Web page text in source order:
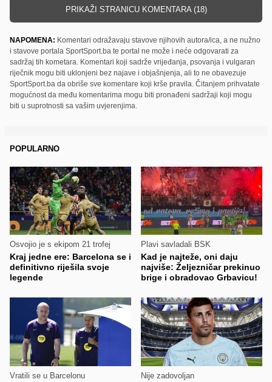
PRIKAŽI STRANICU KOMENTARA (18)
NAPOMENA: Komentari odražavaju stavove njihovih autora/ica, a ne nužno
i stavove portala SportSport.ba te portal ne može i neće odgovarati za
sadržaj tih kometara. Komentari koji sadrže vrijeđanja, psovanja i vulgaran
riječnik mogu biti uklonjeni bez najave i objašnjenja, ali to ne obavezuje
SportSport.ba da obriše sve komentare koji krše pravila. Čitanjem prihvatate
mogućnost da među komentarima mogu biti pronađeni sadržaji koji mogu
biti u suprotnosti sa vašim uvjerenjima.
POPULARNO
Osvojio je s ekipom 21 trofej
Kraj jedne ere: Barcelona se i
definitivno riješila svoje
legende
Plavi savladali BSK
Kad je najteže, oni daju
najviše: Željezničar prekinuo
brige i obradovao Grbavicu!
Vratili se u Barcelonu Nije zadovoljan